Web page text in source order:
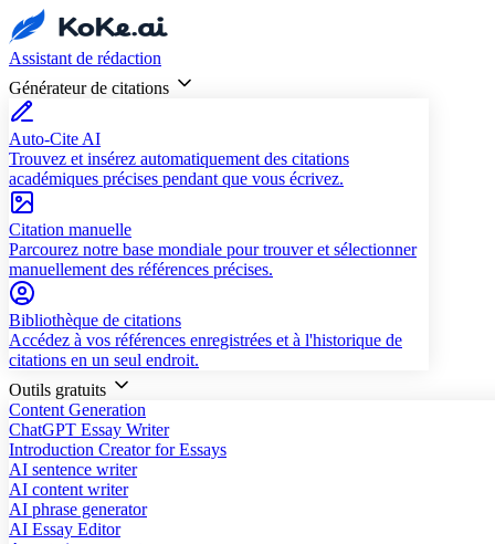
Assistant de rédaction
Générateur de citations
Auto-Cite AI
Trouvez et insérez automatiquement des citations
académiques précises pendant que vous écrivez.
Citation manuelle
Parcourez notre base mondiale pour trouver et sélectionner
manuellement des références précises.
Bibliothèque de citations
Accédez à vos références enregistrées et à l'historique de
citations en un seul endroit.
Outils gratuits
Content Generation
ChatGPT Essay Writer
Introduction Creator for Essays
AI sentence writer
AI content writer
AI phrase generator
AI Essay Editor